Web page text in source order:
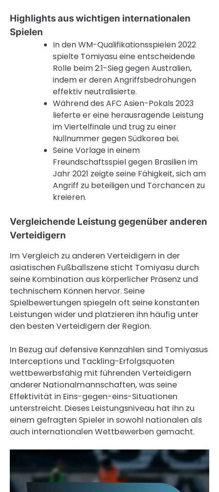
Highlights aus wichtigen internationalen
Spielen
In den WM-Qualifikationsspielen 2022
spielte Tomiyasu eine entscheidende
Rolle beim 2:1-Sieg gegen Australien,
indem er deren Angriffsbedrohungen
effektiv neutralisierte.
Während des AFC Asien-Pokals 2023
lieferte er eine herausragende Leistung
im Viertelfinale und trug zu einer
Nullnummer gegen Südkorea bei.
Seine Vorlage in einem
Freundschaftsspiel gegen Brasilien im
Jahr 2021 zeigte seine Fähigkeit, sich am
Angriff zu beteiligen und Torchancen zu
kreieren.
Vergleichende Leistung gegenüber anderen
Verteidigern
Im Vergleich zu anderen Verteidigern in der
asiatischen Fußballszene sticht Tomiyasu durch
seine Kombination aus körperlicher Präsenz und
technischem Können hervor. Seine
Spielbewertungen spiegeln oft seine konstanten
Leistungen wider und platzieren ihn häufig unter
den besten Verteidigern der Region.
In Bezug auf defensive Kennzahlen sind Tomiyasus
Interceptions und Tackling-Erfolgsquoten
wettbewerbsfähig mit führenden Verteidigern
anderer Nationalmannschaften, was seine
Effektivität in Eins-gegen-eins-Situationen
unterstreicht. Dieses Leistungsniveau hat ihn zu
einem gefragten Spieler in sowohl nationalen als
auch internationalen Wettbewerben gemacht.